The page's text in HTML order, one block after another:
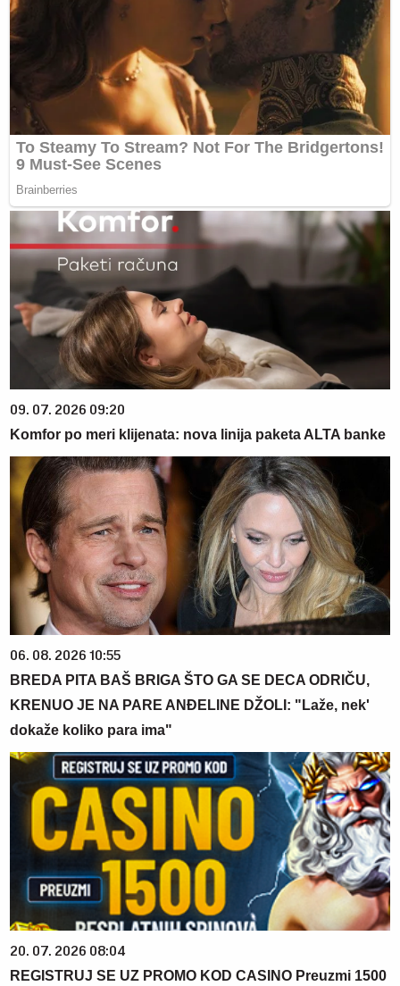
09. 07. 2026 09:20
Komfor po meri klijenata: nova linija paketa ALTA banke
06. 08. 2026 10:55
BREDA PITA BAŠ BRIGA ŠTO GA SE DECA ODRIČU,
KRENUO JE NA PARE ANĐELINE DŽOLI: "Laže, nek'
dokaže koliko para ima"
20. 07. 2026 08:04
REGISTRUJ SE UZ PROMO KOD CASINO Preuzmi 1500